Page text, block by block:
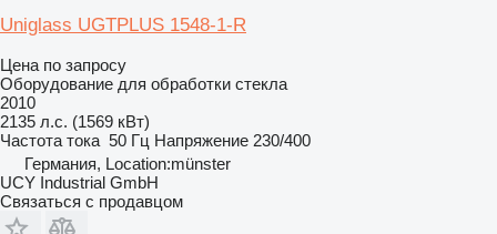
Uniglass UGTPLUS 1548-1-R
Цена по запросу
Оборудование для обработки стекла
2010
2135 л.с. (1569 кВт)
Частота тока 50 Гц Напряжение 230/400
Германия, Location:münster
UCY Industrial GmbH
Связаться с продавцом